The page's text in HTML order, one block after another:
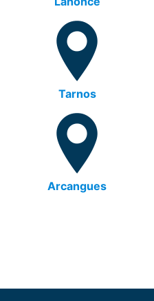
Tarnos
Arcangues